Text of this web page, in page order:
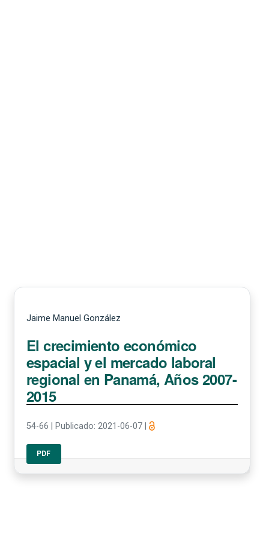
Jaime Manuel González
El crecimiento económico
espacial y el mercado laboral
regional en Panamá, Años 2007-
2015
54-66 Publicado: 2021-06-07
PDF